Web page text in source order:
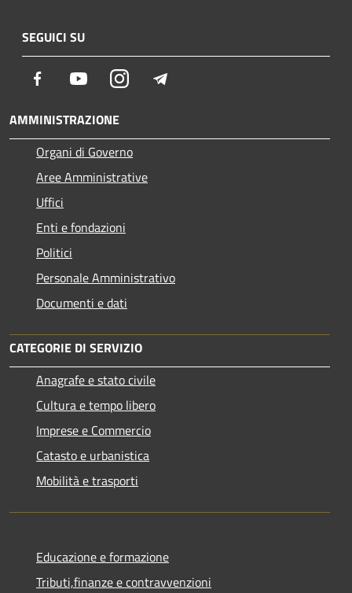
SEGUICI SU
Facebook YoutubeInstagram
AMMINISTRAZIONE
Organi di Governo
Aree Amministrative
Uffici
Enti e fondazioni
Politici
Personale Amministrativo
Documenti e dati
CATEGORIE DI SERVIZIO
Anagrafe e stato civile
Cultura e tempo libero
Imprese e Commercio
Catasto e urbanistica
Mobilità e trasporti
Educazione e formazione
Tributi,finanze e contravvenzioni